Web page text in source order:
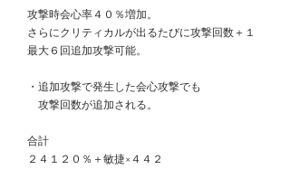
攻撃時会心率４０％増加。
さらにクリティカルが出るたびに攻撃回数＋１
最大６回追加攻撃可能。
・追加攻撃で発生した会心攻撃でも
攻撃回数が追加される。
合計
２４１２０％＋敏捷×４４２